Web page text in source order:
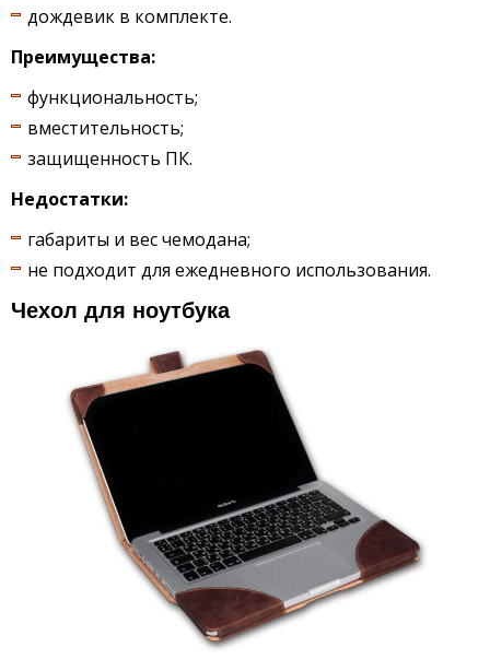
дождевик в комплекте.
Преимущества:
функциональность;
вместительность;
защищенность ПК.
Недостатки:
габариты и вес чемодана;
не подходит для ежедневного использования.
Чехол для ноутбука